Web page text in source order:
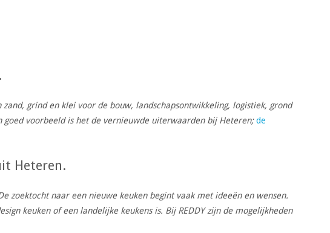
grind en klei voor de bouw, landschapsontwikkeling, logistiek, grond
voorbeeld is het de vernieuwde uiterwaarden bij Heteren;de
Heteren.
zoektocht naar een nieuwe keuken begint vaak met ideeën en wensen.
keuken of een landelijke keukens is. Bij REDDY zijn de mogelijkheden